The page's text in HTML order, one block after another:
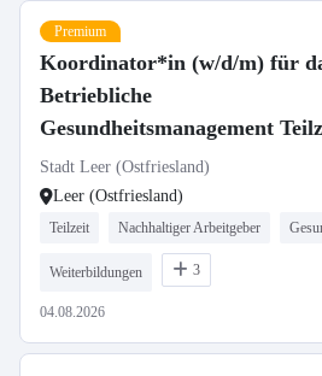
Premium
Koordinator*in (w/d/m) für
Betriebliche
Gesundheitsmanagement
Stadt Leer (Ostfriesland)
Leer (Ostfriesland)
Teilzeit Nachhaltiger Arbeitgeber
Weiterbildungen 3
04.08.2026